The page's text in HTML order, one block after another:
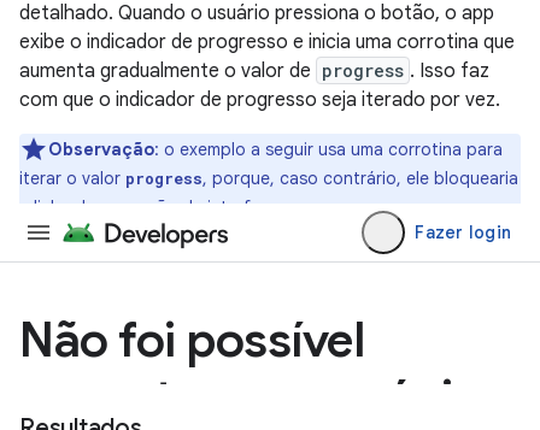
detalhado. Quando o usuário pressiona o botão, o app
exibe o indicador de progresso e inicia uma corrotina que
aumenta gradualmente o valor de progress . Isso faz
com que o indicador de progresso seja iterado por vez.
Observação: o exemplo a seguir usa uma corrotina para
iterar o valor progress, porque, caso contrário, ele bloquearia
a linha de execução da interface.